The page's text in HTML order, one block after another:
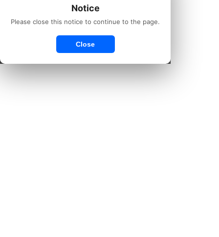
Notice
Please close this notice to continue to the page.
Close